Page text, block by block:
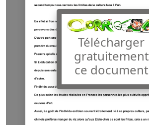
Télécharger
gratuitement
ce document